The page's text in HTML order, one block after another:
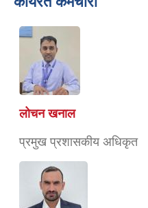
लोचन खनाल
प्रमुख प्रशासकीय अधिकृत